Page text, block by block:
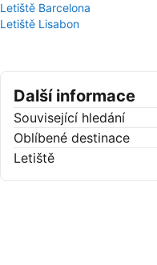
Letiště Barcelona
Letiště Lisabon
Další informace
Související hledání
Oblíbené destinace
Letiště